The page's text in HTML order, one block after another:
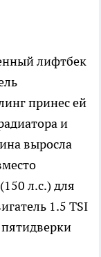
лифтбек
принес ей
и
выросла
л.с.) для
1.5 TSI